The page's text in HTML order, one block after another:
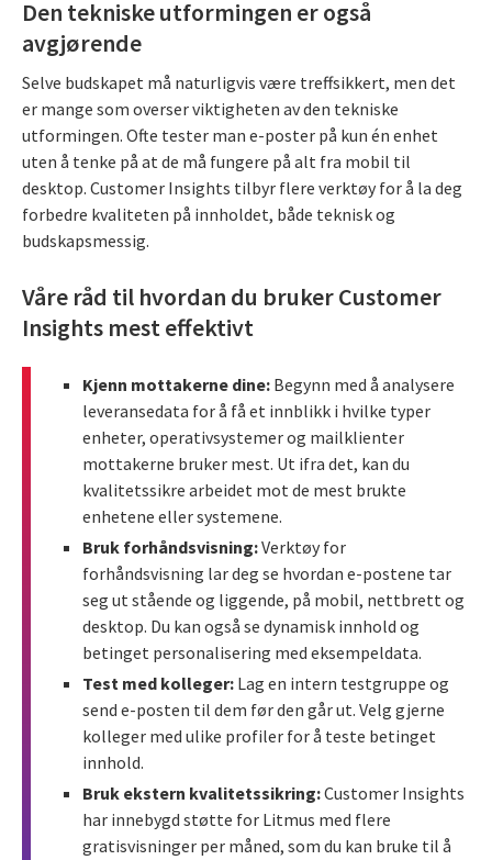
Den tekniske utformingen er også
avgjørende
Selve budskapet må naturligvis være treffsikkert, men det
er mange som overser viktigheten av den tekniske
utformingen. Ofte tester man e-poster på kun én enhet
uten å tenke på at de må fungere på alt fra mobil til
desktop. Customer Insights tilbyr flere verktøy for å la deg
forbedre kvaliteten på innholdet, både teknisk og
budskapsmessig.
Våre råd til hvordan du bruker Customer
Insights mest effektivt
Kjenn mottakerne dine: Begynn med å analysere
leveransedata for å få et innblikk i hvilke typer
enheter, operativsystemer og mailklienter
mottakerne bruker mest. Ut ifra det, kan du
kvalitetssikre arbeidet mot de mest brukte
enhetene eller systemene.
Bruk forhåndsvisning:Verktøy for
forhåndsvisning lar deg se hvordan e-postene tar
seg ut stående og liggende, på mobil, nettbrett og
desktop. Du kan også se dynamisk innhold og
betinget personalisering med eksempeldata.
Test med kolleger: Lag en intern testgruppe og
send e-posten til dem før den går ut. Velg gjerne
kolleger med ulike profiler for å teste betinget
innhold.
Bruk ekstern kvalitetssikring:Customer Insights
har innebygd støtte for Litmus med flere
gratisvisninger per måned, som du kan bruke til å